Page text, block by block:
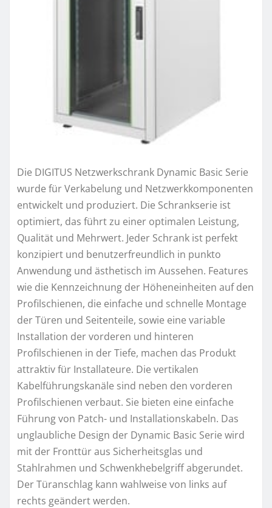
Die DIGITUS Netzwerkschrank Dynamic Basic Serie
wurde für Verkabelung und Netzwerkkomponenten
entwickelt und produziert. Die Schrankserie ist
optimiert, das führt zu einer optimalen Leistung,
Qualität und Mehrwert. Jeder Schrank ist perfekt
konzipiert und benutzerfreundlich in punkto
Anwendung und ästhetisch im Aussehen. Features
wie die Kennzeichnung der Höheneinheiten auf den
Profilschienen, die einfache und schnelle Montage
der Türen und Seitenteile, sowie eine variable
Installation der vorderen und hinteren
Profilschienen in der Tiefe, machen das Produkt
attraktiv für Installateure. Die vertikalen
Kabelführungskanäle sind neben den vorderen
Profilschienen verbaut. Sie bieten eine einfache
Führung von Patch- und Installationskabeln. Das
unglaubliche Design der Dynamic Basic Serie wird
mit der Fronttür aus Sicherheitsglas und
Stahlrahmen und Schwenkhebelgriff abgerundet.
Der Türanschlag kann wahlweise von links auf
rechts geändert werden.